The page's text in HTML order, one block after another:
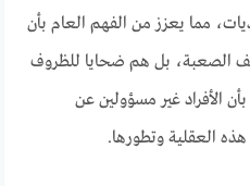
مما يعزز من الفهم العام بأن
الصعبة، بل هم ضحايا للظروف
الأفراد غير مسؤولين عن
العقلية وتطورها.